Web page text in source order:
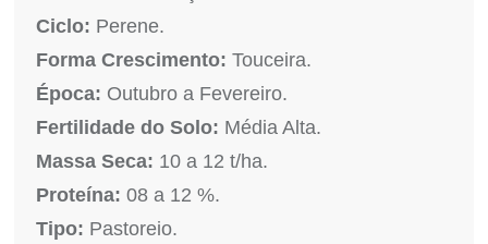
Ciclo: Perene.
Forma Crescimento:Touceira.
Época: Outubro a Fevereiro.
Fertilidade do Solo: Média Alta.
Massa Seca: 10 a 12 t/ha.
Proteína: 08 a 12 %.
Tipo: Pastoreio.